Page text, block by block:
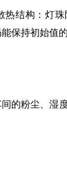
构：灯珠
持初始值的
粉尘、湿